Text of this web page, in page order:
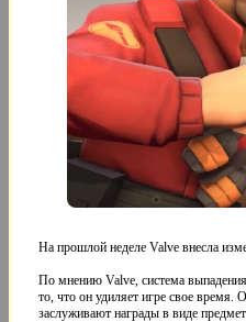
На прошлой неделе Valve внесла
По мнению Valve, система выпадения
то, что он удиляет игре свое время.
заслуживают награды в виде